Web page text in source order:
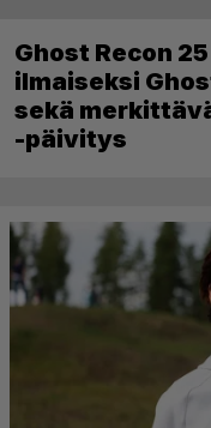
Ghost Recon
ilmaiseksi
sekä
-päivitys